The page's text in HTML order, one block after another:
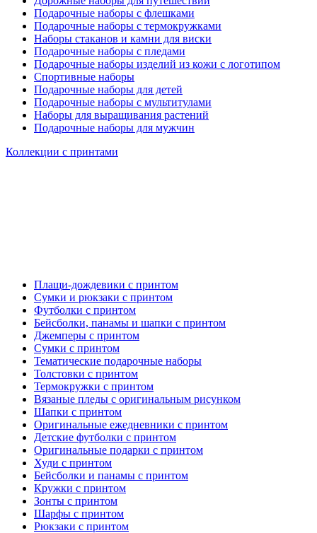
Подарочные наборы с флешками
Подарочные наборы с термокружками
Наборы стаканов и камни для виски
Подарочные наборы с пледами
Подарочные наборы изделий из кожи с логотипом
Спортивные наборы
Подарочные наборы для детей
Подарочные наборы с мультитулами
Наборы для выращивания растений
Подарочные наборы для мужчин
Коллекции с принтами
Плащи-дождевики с принтом
Сумки и рюкзаки с принтом
Футболки с принтом
Бейсболки, панамы и шапки с принтом
Джемперы с принтом
Сумки с принтом
Тематические подарочные наборы
Толстовки с принтом
Термокружки с принтом
Вязаные пледы с оригинальным рисунком
Шапки с принтом
Оригинальные ежедневники с принтом
Детские футболки с принтом
Оригинальные подарки с принтом
Худи с принтом
Бейсболки и панамы с принтом
Кружки с принтом
Зонты с принтом
Шарфы с принтом
Рюкзаки с принтом